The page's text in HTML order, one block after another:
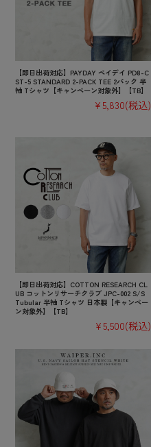
【即日出荷対応】PAYDAY ペイデイ PD8-C
ST-5 STANDARD 2-PACK TEE 2パック 半
袖 Tシャツ【キャンペーン対象外】【TB】
¥5,830(税込)
【即日出荷対応】COTTON RESEARCH CL
UB コットンリサーチクラブ JPC-002 S/S
Tubular 半袖 Tシャツ 日本製【キャンペー
ン対象外】【TB】
¥5,500(税込)